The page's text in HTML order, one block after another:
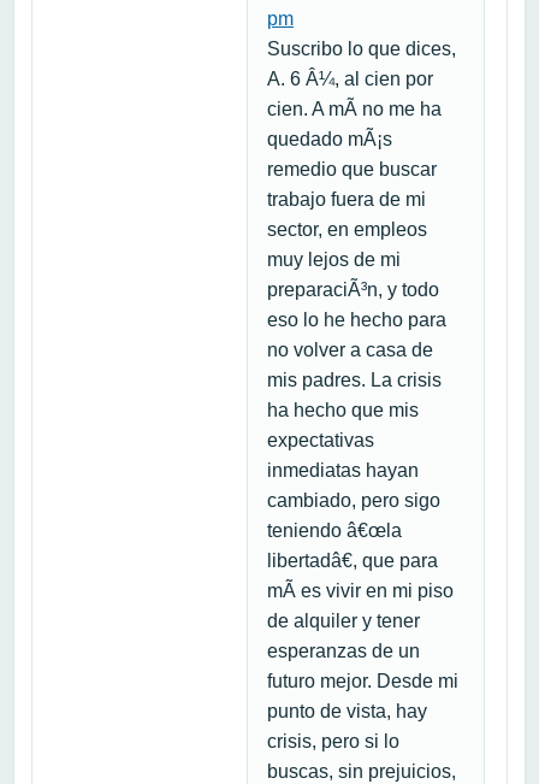
pm
Suscribo lo que dices,
A. 6 Â¼, al cien por
cien. A mÃ­ no me ha
quedado mÃ¡s
remedio que buscar
trabajo fuera de mi
sector, en empleos
muy lejos de mi
preparaciÃ³n, y todo
eso lo he hecho para
no volver a casa de
mis padres. La crisis
ha hecho que mis
expectativas
inmediatas hayan
cambiado, pero sigo
teniendo â€œla
libertadâ€, que para
mÃ­ es vivir en mi piso
de alquiler y tener
esperanzas de un
futuro mejor. Desde mi
punto de vista, hay
crisis, pero si lo
buscas, sin prejuicios,